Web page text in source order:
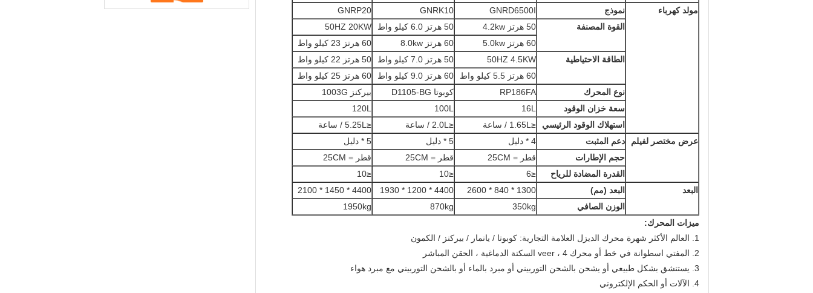
مولد كهرباء
نموذج GNRD6500I
GNRK10
GNRP20
القوة المصنفة
50 هرتز 4.2kw 50 هرتز 6.0 كيلو واط
50HZ 20KW
60 هرتز 5.0kw
60 هرتز 8.0kw
60 هرتز 23 كيلو واط
الطاقة الاحتياطية
50HZ 4.5KW 50 هرتز 7.0 كيلو واط
50 هرتز 22 كيلو واط
60 هرتز 5.5 كيلو واط
60 هرتز 9.0 كيلو واط
60 هرتز 25 كيلو واط
نوع المحرك
RP186FA كوبوتا D1105-BG
بيركنز 1003G
سعة خزان الوقود
16L
100L
120L
استهلاك الوقود الرئيسي
≤1.65L / ساعة ≤2.0L / ساعة
≤5.25L / ساعة
عرض مختصر لفيلم
دعم المثبت 4 * دليل 5 * دليل
5 * دليل
حجم الإطارات
قطر = 25CM قطر = 25CM
قطر = 25CM
القدرة المضادة للرياح
≤6
≤10
≤10
البعد
البعد (مم) 1300 * 840 * 2600
4400 * 1200 * 1930
4400 * 1450 * 2100
الوزن الصافي
350kg
870kg
1950kg
ميزات المحرك:
1. العالم الأكثر شهرة محرك الديزل العلامة التجارية: كوبوتا / يانمار / بيركنز / الكمون
2. المفتي اسطوانة في خط أو محرك veer ، 4 السكتة الدماغية ، الحقن المباشر
3. يستنشق بشكل طبيعي أو يشحن بالشحن التوربيني أو مبرد بالماء أو بالشحن التوربيني مع مبرد هواء
4. الآلات أو الحكم الإلكتروني